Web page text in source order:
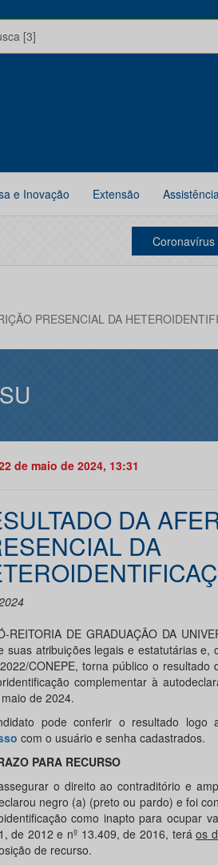
[3]
e Inovação Extensão
Coronavírus
PRESENCIAL DA
de maio de 2024, 13:31
DA
DA
REITORIA DE GRADUAÇÃO DA
suas atribuições legais e estatutárias e,
CONEPE, torna público o
complementar à
de 2024.
pode conferir o resultado logo
com o usuário e senha cadastrados.
PARA RECURSO
o direito ao contraditório e
negro (a) (preto ou pardo) e foi
como inapto para ocupar
de 2012 e nº 13.409, de 2016, teráos
de recurso.